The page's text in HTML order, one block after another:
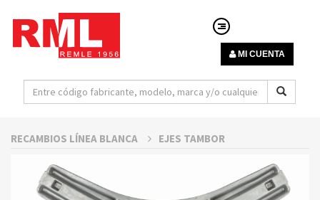
MI CUENTA
RECAMBIOS LÍNEA BLANCA EJES TAMBOR